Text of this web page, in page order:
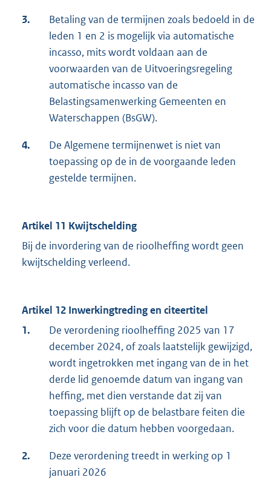
3.
Betaling van de termijnen zoals bedoeld in de
leden 1 en 2 is mogelijk via automatische
incasso, mits wordt voldaan aan de
voorwaarden van de Uitvoeringsregeling
automatische incasso van de
Belastingsamenwerking Gemeenten en
Waterschappen (BsGW).
4.
De Algemene termijnenwet is niet van
toepassing op de in de voorgaande leden
gestelde termijnen.
Artikel 11 Kwijtschelding
Bij de invordering van de rioolheffing wordt geen
kwijtschelding verleend.
Artikel 12 Inwerkingtreding en citeertitel
1.
De verordening rioolheffing 2025 van 17
december 2024, of zoals laatstelijk gewijzigd,
wordt ingetrokken met ingang van de in het
derde lid genoemde datum van ingang van
heffing, met dien verstande dat zij van
toepassing blijft op de belastbare feiten die
zich voor die datum hebben voorgedaan.
2.
Deze verordening treedt in werking op 1
januari 2026